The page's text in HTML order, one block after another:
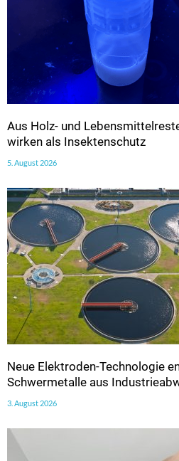
Aus Holz- und
wirken als Insektenschutz
5. August 2026
Neue Elektroden-Technologie
Schwermetalle aus
3. August 2026